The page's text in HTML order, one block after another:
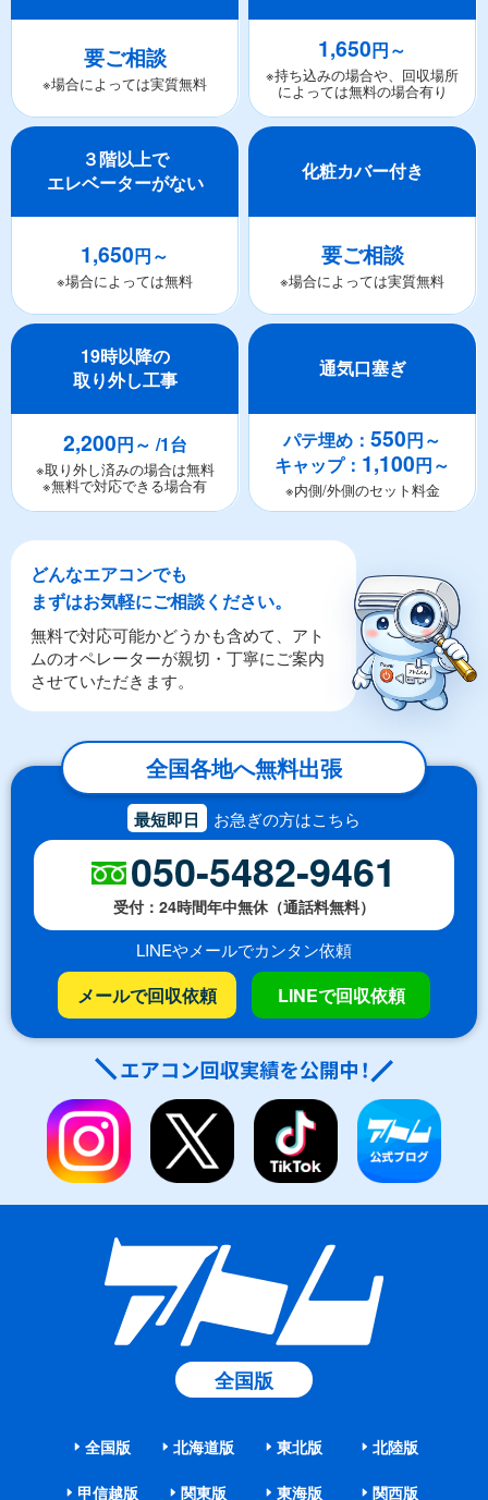
要ご相談
※場合によっては実質無料
1,650円～
※持ち込みの場合や、回収場所
によっては無料の場合有り
３階以上で
エレベーターがない
1,650円～
※場合によっては無料
化粧カバー付き
要ご相談
※場合によっては実質無料
19時以降の
取り外し工事
2,200円～ /1台
※取り外し済みの場合は無料
※無料で対応できる場合有
通気口塞ぎ
パテ埋め：550円～
キャップ： 1,100円～
※内側/外側のセット料金
どんなエアコンでも
まずはお気軽にご相談ください。
無料で対応可能かどうかも含めて、アト
ムのオペレーターが親切・丁寧にご案内
させていただきます。
全国各地へ無料出張
最短即日 お急ぎの方はこちら
050-5482-9461
受付：24時間年中無休（通話料無料）
LINEやメールでカンタン依頼
メールで回収依頼 LINEで回収依頼
全国版
全国版 北海道版 東北版 北陸版
甲信越版 関東版 東海版 関西版